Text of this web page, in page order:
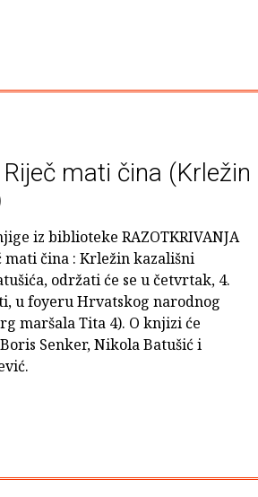
mati čina (Krležin
iz biblioteke RAZOTKRIVANJA
mati čina : Krležin kazališni
održati će se u četvrtak, 4.
u foyeru Hrvatskog narodnog
maršala Tita 4). O knjizi će
Senker, Nikola Batušić i